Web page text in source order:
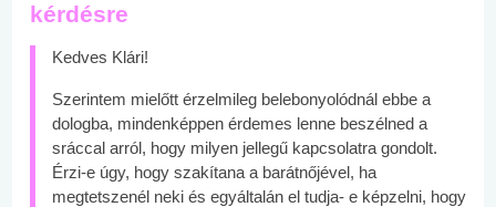
kérdésre
Kedves Klári!
Szerintem mielőtt érzelmileg belebonyolódnál ebbe a
dologba, mindenképpen érdemes lenne beszélned a
sráccal arról, hogy milyen jellegű kapcsolatra gondolt.
Érzi-e úgy, hogy szakítana a barátnőjével, ha
megtetszenél neki és egyáltalán el tudja- e képzelni, hogy